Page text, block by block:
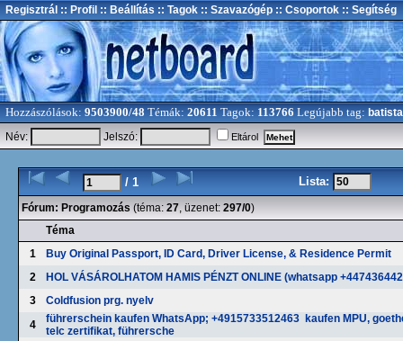
Regisztrál :: Profil :: Beállítás :: Tagok :: Szavazógép :: Csoportok :: Segítség
Hozzászólások: 9503900/48 Témák: 20611 Tagok: 113766 Legújabb tag: batista
Név:
Jelszó: Eltárol
/ 1 Lista:
Fórum: Programozás (téma: 27, üzenet: 297/0)
Téma
1
Buy Original Passport, ID Card, Driver License, & Residence Permit
2
HOL VÁSÁROLHATOM HAMIS PÉNZT ONLINE (whatsapp
3
Coldfusion prg. nyelv
4
führerschein kaufen WhatsApp; +4915733512463 kaufen MPU,
telc zertifikat, führersche